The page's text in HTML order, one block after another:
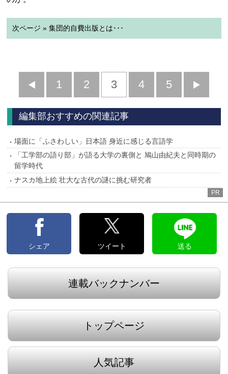
次ページ » 集団的自費出版とは･･･
前
へ
1 2 3 4 5
へ
編集部おすすめの関連記事
場面に「ふさわしい」日本語 身近に感じる言語学
「工学部の語り部」が語る大学の裏側と 鳩山由紀夫と同時期の
留学時代
ナスカ地上絵 壮大な古代の謎に挑む研究者
PR
シェア ツイート 送る
連載バックナンバー
トップページ
人気記事